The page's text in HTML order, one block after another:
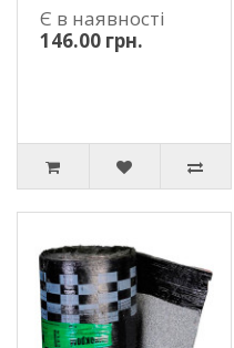
Є в наявності
146.00 грн.